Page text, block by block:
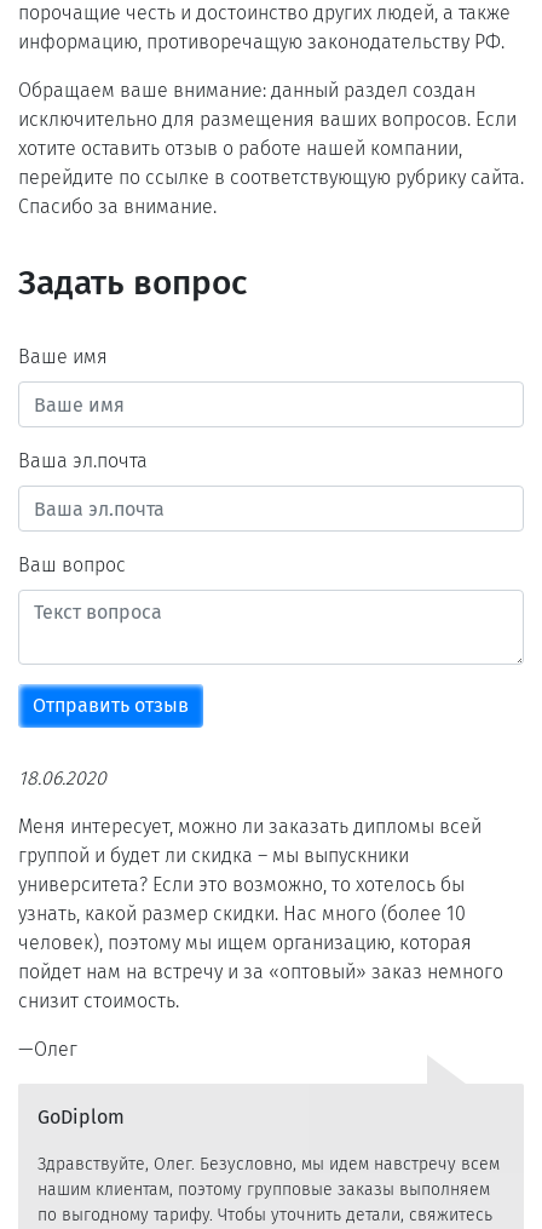
порочащие честь и достоинство других людей, а также
информацию, противоречащую законодательству РФ.
Обращаем ваше внимание: данный раздел создан
исключительно для размещения ваших вопросов. Если
хотите оставить отзыв о работе нашей компании,
перейдите по ссылке в соответствующую рубрику сайта.
Спасибо за внимание.
Задать вопрос
Ваше имя
Ваша эл.почта
Ваш вопрос
Отправить отзыв
18.06.2020
Меня интересует, можно ли заказать дипломы всей
группой и будет ли скидка – мы выпускники
университета? Если это возможно, то хотелось бы
узнать, какой размер скидки. Нас много (более 10
человек), поэтому мы ищем организацию, которая
пойдет нам на встречу и за «оптовый» заказ немного
снизит стоимость.
Олег
GoDiplom
Здравствуйте, Олег. Безусловно, мы идем навстречу всем
нашим клиентам, поэтому групповые заказы выполняем
по выгодному тарифу. Чтобы уточнить детали, свяжитесь